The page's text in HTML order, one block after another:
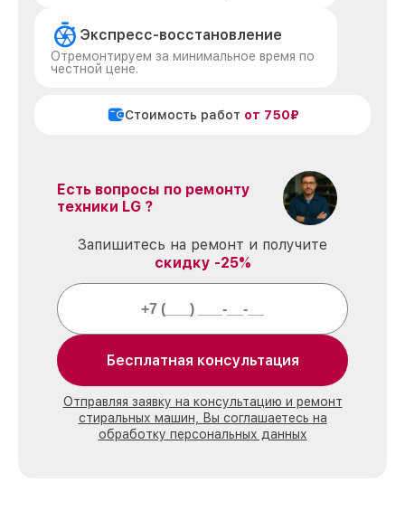
Экспресс-восстановление
Отремонтируем за минимальное время по
честной цене.
Стоимость работ от 750₽
Есть вопросы по ремонту
техники LG ?
Запишитесь на ремонт и получите
скидку -25%
Бесплатная консультация
Отправляя заявку на консультацию и ремонт
стиральных машин, Вы соглашаетесь на
обработку персональных данных